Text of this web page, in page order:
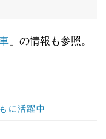
」の情報も参照。
に活躍中